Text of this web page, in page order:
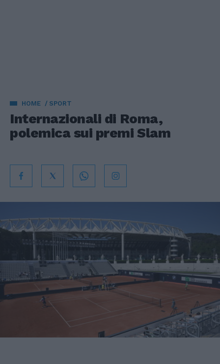
HOME SPORT
Internazionali di Roma,
polemica sui premi Slam